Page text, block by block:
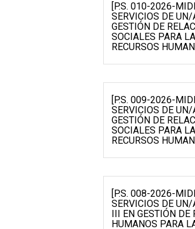
[P.S. 010-2026-
SERVICIOS DE
GESTIÓN DE
SOCIALES PARA
RECURSOS
[P.S. 009-2026-
SERVICIOS DE
GESTIÓN DE
SOCIALES PARA
RECURSOS
[P.S. 008-2026-
SERVICIOS DE
III EN GESTIÓN DE
HUMANOS PARA